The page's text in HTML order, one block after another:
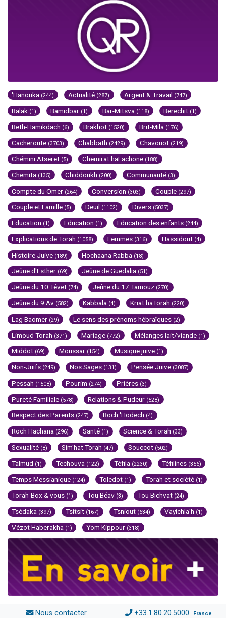
'Hanouka (244) Actualité (287) Argent & Travail (747)
Balak (1) Bamidbar (1) Bar-Mitsva (118) Berechit (1)
Beth-Hamikdach (6) Brakhot (1520) Brit-Mila (176)
Cacheroute (3703) Chabbath (2429) Chavouot (219)
Chémini Atseret (5) Chemirat haLachone (188)
Chemita (135) Chiddoukh (200) Communauté (3)
Compte du Omer (264) Conversion (303) Couple (297)
Couple et Famille (5) Deuil (1102) Divers (5037)
Education (1) Education (1) Education des enfants (244)
Explications de Torah (1058) Femmes (316) Hassidout (4)
Histoire Juive (189) Hochaana Rabba (18)
Jeûne d'Esther (69) Jeûne de Guedalia (51)
Jeûne du 10 Tévet (74) Jeûne du 17 Tamouz (270)
Jeûne du 9 Av (582) Kabbala (4) Kriat haTorah (220)
Lag Baomer (29) Le sens des prénoms hébraïques (2)
Limoud Torah (371) Mariage (772) Mélanges lait/viande (1)
Middot (69) Moussar (154) Musique juive (1)
Non-Juifs (249) Nos Sages (131) Pensée Juive (3087)
Pessah (1508) Pourim (274) Prières (3)
Pureté Familiale (578) Relations & Pudeur (528)
Respect des Parents (247) Roch 'Hodech (4)
Roch Hachana (296) Santé (1) Science & Torah (33)
Sexualité (8) Sim'hat Torah (47) Souccot (502)
Talmud (1) Techouva (122) Téfila (2230) Téfilines (356)
Temps Messianique (124) Toledot (1) Torah et société (1)
Torah-Box & vous (1) Tou Béav (3) Tou Bichvat (24)
Tsédaka (397) Tsitsit (167) Tsniout (634) Vayichla'h (1)
Vézot Haberakha (1) Yom Kippour (318)
Nous contacter +33.1.80.20.5000 France